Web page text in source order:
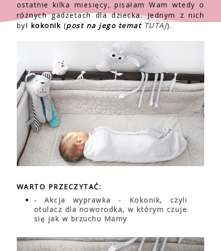
ostatnie kilka miesięcy, pisałam Wam wtedy o
różnych gadżetach dla dziecka. Jednym z nich
był kokonik (post na jego temat TUTAJ).
WARTO PRZECZYTAĆ:
- Akcja wyprawka - Kokonik, czyli
otulacz dla noworodka, w którym czuje
się jak w brzuchu Mamy